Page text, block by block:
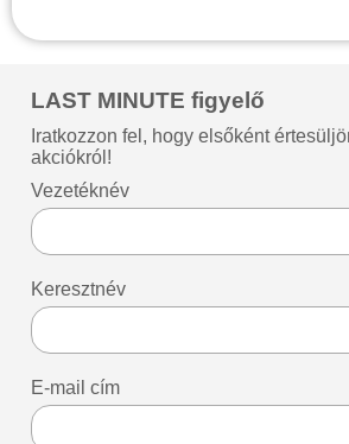
LAST MINUTE figyelő
Iratkozzon fel, hogy elsőként
akciókról!
Vezetéknév
Keresztnév
E-mail cím